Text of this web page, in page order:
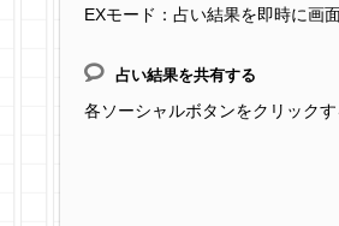
EXモード：占い結果を即時に画
占い結果を共有する
各ソーシャルボタンをクリック